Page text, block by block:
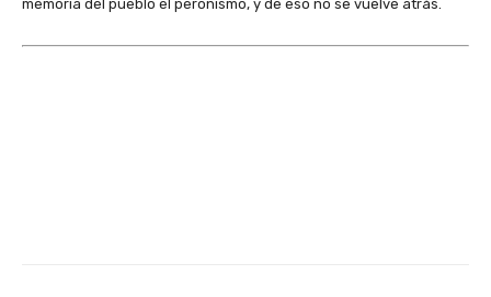
memoria del pueblo el peronismo, y de eso no se vuelve atrás.